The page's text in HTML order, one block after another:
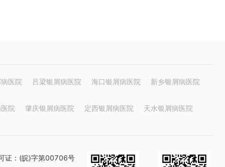
医院 吕梁银屑病医院 海口银屑病医院 新乡银屑病医院
院 肇庆银屑病医院 定西银屑病医院 天水银屑病医院
证：(皖)字第00706号